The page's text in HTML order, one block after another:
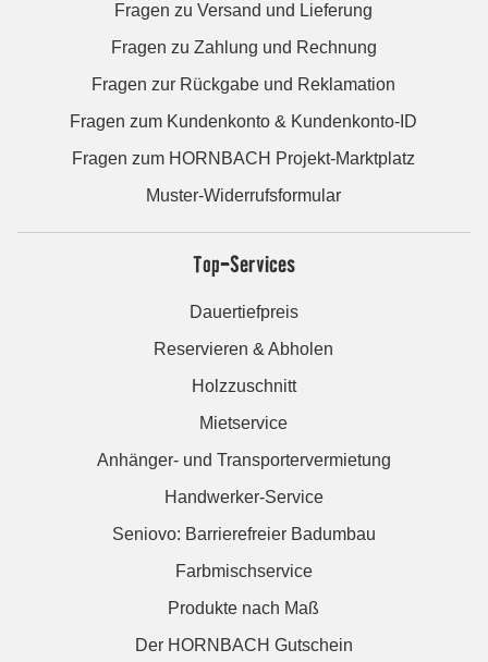
Fragen zu Versand und Lieferung
Fragen zu Zahlung und Rechnung
Fragen zur Rückgabe und Reklamation
Fragen zum Kundenkonto & Kundenkonto-ID
Fragen zum HORNBACH Projekt-Marktplatz
Muster-Widerrufsformular
Top-Services
Dauertiefpreis
Reservieren & Abholen
Holzzuschnitt
Mietservice
Anhänger- und Transportervermietung
Handwerker-Service
Seniovo: Barrierefreier Badumbau
Farbmischservice
Produkte nach Maß
Der HORNBACH Gutschein